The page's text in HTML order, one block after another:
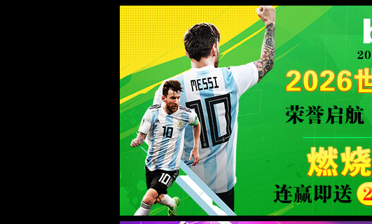
yd222云顶线路检测
404你访问的页面找不回来了
你访问的页面找不回来了，但是我们可以一起寻找失踪宝贝
[ 2026-08-07 09:23:41 ]